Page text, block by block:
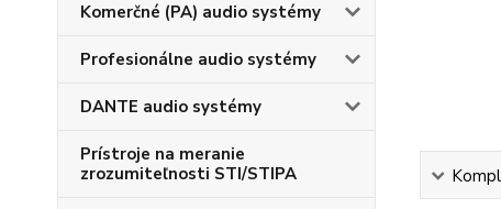
Komerčné (PA) audio systémy
Profesionálne audio systémy
DANTE audio systémy
Prístroje na meranie
zrozumiteľnosti STI/STIPA